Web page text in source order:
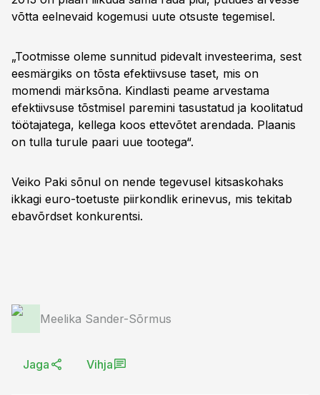
võtta eelnevaid kogemusi uute otsuste tegemisel.
„Tootmisse oleme sunnitud pidevalt investeerima, sest
eesmärgiks on tõsta efektiivsuse taset, mis on
momendi märksõna. Kindlasti peame arvestama
efektiivsuse tõstmisel paremini tasustatud ja koolitatud
töötajatega, kellega koos ettevõtet arendada. Plaanis
on tulla turule paari uue tootega“.
Veiko Paki sõnul on nende tegevusel kitsaskohaks
ikkagi euro-toetuste piirkondlik erinevus, mis tekitab
ebavõrdset konkurentsi.
Meelika Sander-Sõrmus
Jaga Vihja